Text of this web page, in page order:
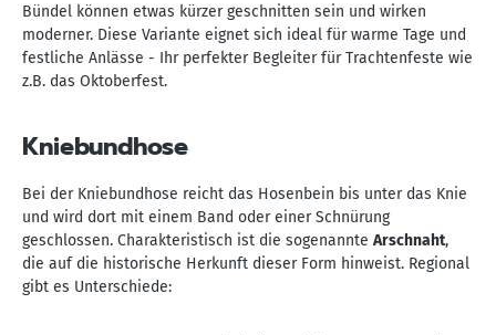
Bündel können etwas kürzer geschnitten sein und wirken
moderner. Diese Variante eignet sich ideal für warme Tage und
festliche Anlässe - Ihr perfekter Begleiter für Trachtenfeste wie
z.B. das Oktoberfest.
Kniebundhose
Bei der Kniebundhose reicht das Hosenbein bis unter das Knie
und wird dort mit einem Band oder einer Schnürung
geschlossen. Charakteristisch ist die sogenannte Arschnaht,
die auf die historische Herkunft dieser Form hinweist. Regional
gibt es Unterschiede: